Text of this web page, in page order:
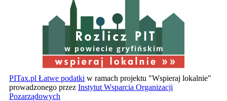
w powiecie gryfińskim
PITax.pl Łatwe podatki w ramach projektu "Wspieraj lokalnie"
prowadzonego przez Instytut Wsparcia Organizacji
Pozarządowych